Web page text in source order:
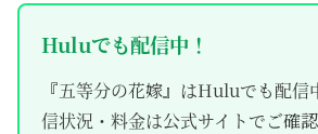
Huluでも配信中！
『五等分の花嫁』はHuluでも配
信状況・料金は公式サイトでご確認